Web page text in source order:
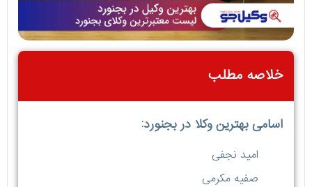
خلاصه مطلب
اسامی بهترین وکلا در بجنورد:
امید نجفی
صفیه مکرمی